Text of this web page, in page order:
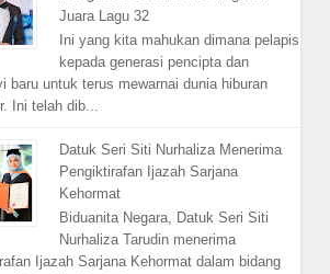
Juara Lagu 32
Ini yang kita mahukan dimana pelapis
kepada generasi pencipta dan
baru untuk terus mewarnai dunia hiburan
Ini telah dib...
Datuk Seri Siti Nurhaliza Menerima
Pengiktirafan Ijazah Sarjana
Kehormat
Biduanita Negara, Datuk Seri Siti
Nurhaliza Tarudin menerima
Ijazah Sarjana Kehormat dalam bidang